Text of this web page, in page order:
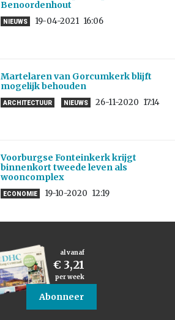
Benoordenhout
NIEUWS 19-04-2021 16:06
Martelaren van Gorcumkerk blijft
mogelijk behouden
ARCHITECTUUR NIEUWS 26-11-2020 17:14
Voorburgse Fonteinkerk krijgt
binnenkort tweede leven als
wooncomplex
ECONOMIE 19-10-2020 12:19
al vanaf
€ 3,21
per week
Abonneer